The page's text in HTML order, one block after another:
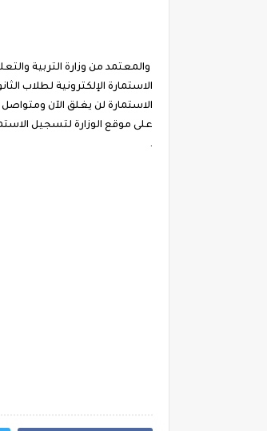
الاستمارة الإلكترونية لطلاب
الاستمارة لن يغلق الآن
على موقع الوزارة لتسجيل
.